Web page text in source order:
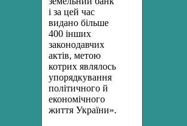
і за цей час
видано більше
400 ін­ших
законодавчих
актів, метою
котрих являлось
упорядкування
політичного й
економічного
життя України».